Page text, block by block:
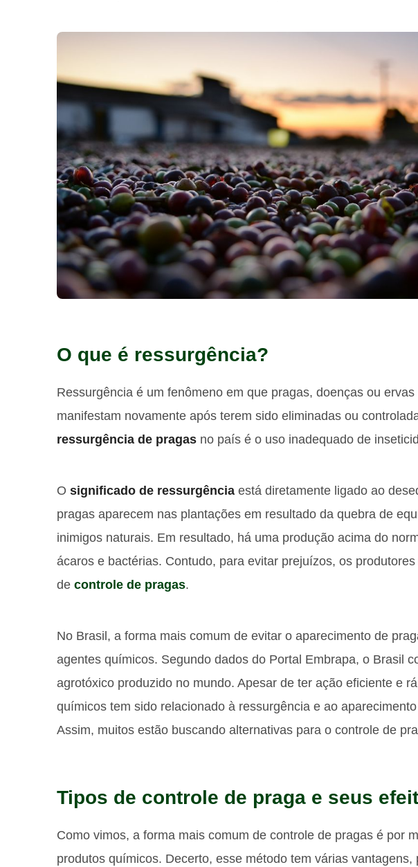
O que é ressurgência?
Ressurgência é um fenômeno em que pragas, doenças ou
manifestam novamente após terem sido eliminadas ou
ressurgência de pragas no país é o uso inadequado de
O significado de ressurgência está diretamente ligado ao
pragas aparecem nas plantações em resultado da quebra de
inimigos naturais. Em resultado, há uma produção acima do
ácaros e bactérias. Contudo, para evitar prejuízos, os
de controle de pragas.
No Brasil, a forma mais comum de evitar o aparecimento de
agentes químicos. Segundo dados do Portal Embrapa, o Brasil
agrotóxico produzido no mundo. Apesar de ter ação eficiente e
químicos tem sido relacionado à ressurgência e ao
Assim, muitos estão buscando alternativas para o controle de
Tipos de controle de praga e seus
Como vimos, a forma mais comum de controle de pragas é por
produtos químicos. Decerto, esse método tem várias vantagens,